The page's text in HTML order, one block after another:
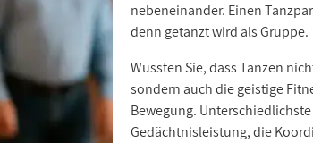
nebeneinander. Einen
denn getanzt wird als Gruppe.
Wussten Sie, dass Tanzen
sondern auch die geistige
Bewegung.
Gedächtnisleistung, die